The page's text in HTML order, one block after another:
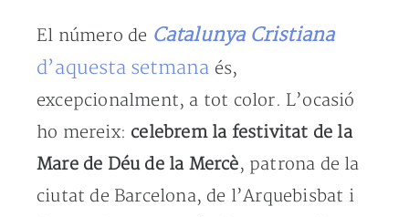
El número de Catalunya Cristiana
d’aquesta setmana és,
excepcionalment, a tot color. L’ocasió
ho mereix: celebrem la festivitat de la
Mare de Déu de la Mercè, patrona de la
ciutat de Barcelona, de l’Arquebisbat i